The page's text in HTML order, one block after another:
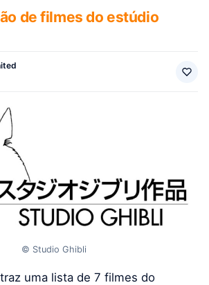
de filmes do estúdio
© Studio Ghibli
uma lista de 7 filmes do